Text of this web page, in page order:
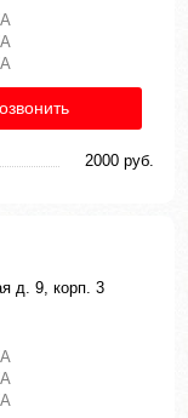
2000 руб.
д. 9, корп. 3